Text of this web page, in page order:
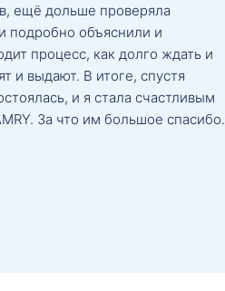
ещё дольше проверяла
подробно объяснили и
процесс, как долго ждать и
и выдают. В итоге, спустя
и я стала счастливым
За что им большое спасибо.